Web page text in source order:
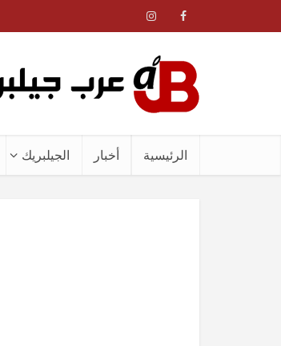
الرئيسية أخبار الجيلبريك